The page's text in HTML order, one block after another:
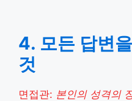
4. 모든 답변
것
면접관: 본인의 성격의